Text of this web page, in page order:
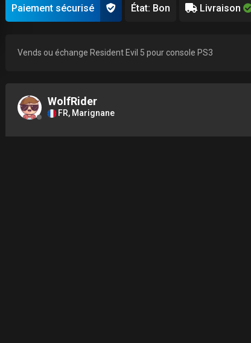
Paiement sécurisé État: Bon Livraison
Vends ou échange Resident Evil 5 pour console PS3
WolfRider
FR, Marignane